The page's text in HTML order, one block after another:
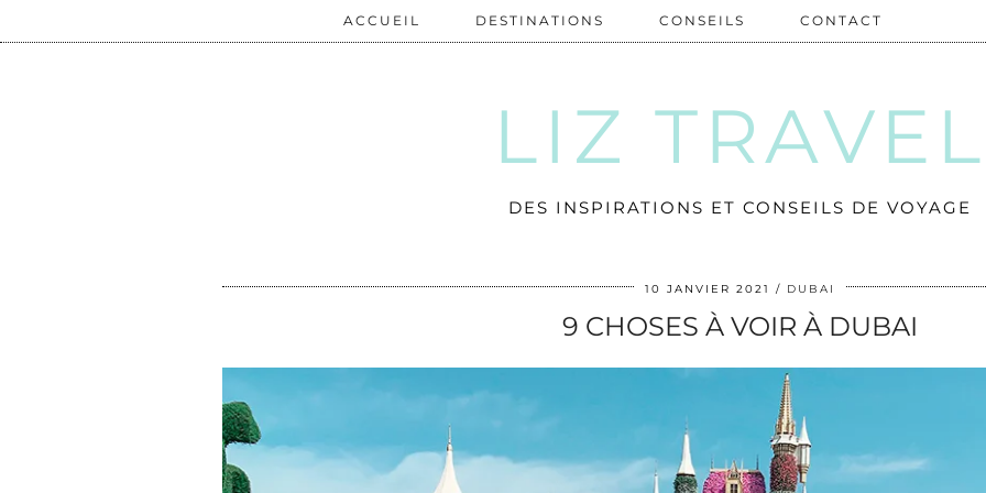
LIZ TRAVEL
DES INSPIRATIONS ET CONSEILS DE VOYAGE
ACCUEIL DESTINATIONS CONSEILS CONTACT
10 JANVIER 2021 DUBAI
9 CHOSES À VOIR À DUBAI